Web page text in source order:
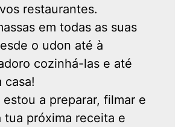
restaurantes.
em todas as suas
o udon até à
cozinhá-las e até
casa!
a preparar, filmar e
tua próxima receita e